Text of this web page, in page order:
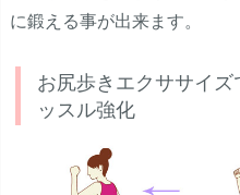
に鍛える事が出来ます。
お尻歩きエクササイ
ッスル強化